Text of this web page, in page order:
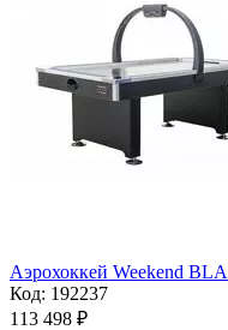
Аэрохоккей Weekend
Код: 192237
113 498 ₽